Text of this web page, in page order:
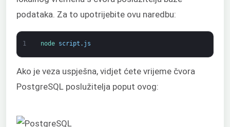
podataka. Za to upotrijebite ovu naredbu:
1 node script . js
Ako je veza uspješna, vidjet ćete vrijeme čvora
PostgreSQL poslužitelja poput ovog: